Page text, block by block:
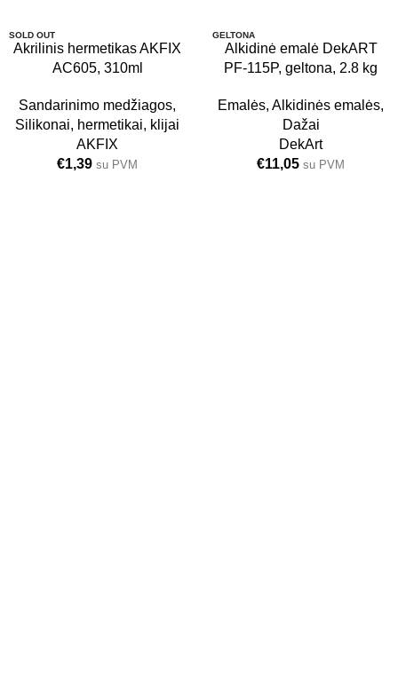
SOLD OUT
Akrilinis hermetikas AKFIX
AC605, 310ml
Sandarinimo medžiagos,
Silikonai, hermetikai, klijai
AKFIX
€1,39 su PVM
GELTONA
2.8 KG
Alkidinė emalė DekART
PF-115P, geltona, 2.8 kg
Emalės, Alkidinės emalės,
Dažai
DekArt
€11,05 su PVM